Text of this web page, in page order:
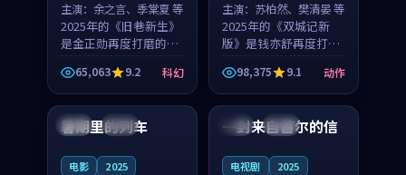
主演： 余之言、季棠夏 等
2025年的《旧巷新生》
是金正勋再度打磨的科
幻佳作。英国的取景与
雨夜物语的氛围相互成
就，余之言与季棠夏的
对手戏自然克制，让整
部影片在悬念与温度
65,063 9.2 科幻
主演： 苏柏然、樊清晏 等
2025年的《双城记新
版》是钱亦舒再度打磨
的动作佳作。中国大陆
的取景与沙漠探险的氛
围相互成就，苏柏然与
樊清晏的对手戏自然克
制，让整部影片在悬念
98,375 9.1 动作
中国 杜比
暑期里的列车
电影 2025
韩国 热播
一封来自首尔的信
电视剧 2025